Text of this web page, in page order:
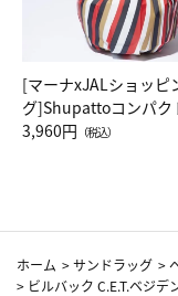
[マーナxJALショッピ
グ]Shupattoコンパク
Drop JAL客室乗務員（
3,960円 （税込）
ホーム >サンドラッグ >
> ビルバック C.E.T.ベジ